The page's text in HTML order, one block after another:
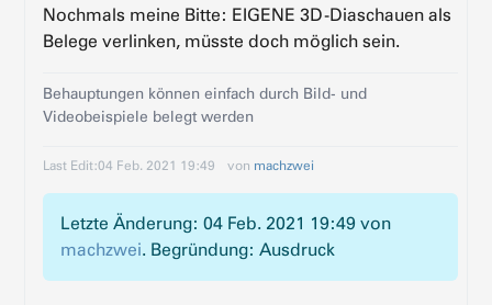
Nochmals meine Bitte: EIGENE 3D-Diaschauen als
Belege verlinken, müsste doch möglich sein.
Behauptungen können einfach durch Bild- und
Videobeispiele belegt werden
Last Edit:04 Feb. 2021 19:49 von machzwei
Letzte Änderung: 04 Feb. 2021 19:49 von
machzwei. Begründung: Ausdruck